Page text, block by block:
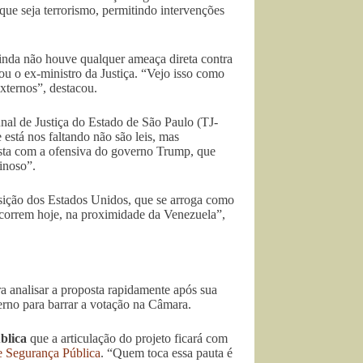
seja terrorismo, permitindo intervenções
não houve qualquer ameaça direta contra
o ex-ministro da Justiça. “Vejo isso como
destacou.
de Justiça do Estado de São Paulo (TJ-
nos faltando não são leis, mas
com a ofensiva do governo Trump, que
dos Estados Unidos, que se arroga como
hoje, na proximidade da Venezuela”,
a proposta rapidamente após sua
para barrar a votação na Câmara.
que a articulação do projeto ficará com
Segurança Pública. “Quem toca essa pauta é